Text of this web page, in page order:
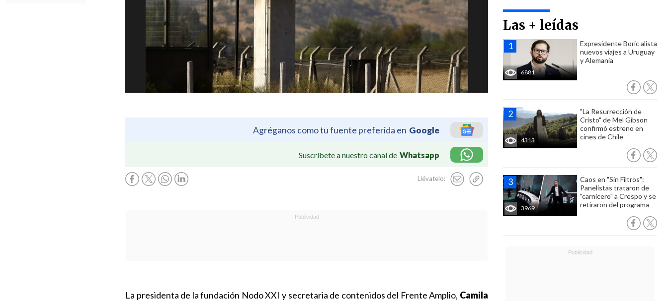
Agréganos como tu fuente preferida en Google
Suscríbete a nuestro canal de Whatsapp
Llévatelo:
Las + leídas
6881
Expresidente Boric alista
nuevos viajes a Uruguay
y Alemania
4313
"La Resurrección de
Cristo" de Mel Gibson
confirmó estreno en
cines de Chile
3969
Caos en "Sin Filtros":
Panelistas trataron de
"carnicero" a Crespo y se
retiraron del programa
La presidenta de la fundación Nodo XXI y secretaria de contenidos del Frente Amplio, Camila